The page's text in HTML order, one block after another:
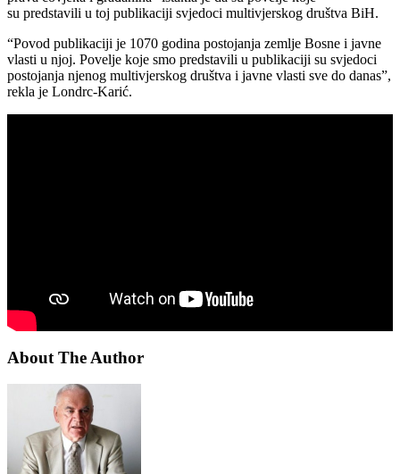
su predstavili u toj publikaciji svjedoci multivjerskog društva BiH.
“Povod publikaciji je 1070 godina postojanja zemlje Bosne i javne
vlasti u njoj. Povelje koje smo predstavili u publikaciji su svjedoci
postojanja njenog multivjerskog društva i javne vlasti sve do danas”,
rekla je Londrc-Karić.
About The Author